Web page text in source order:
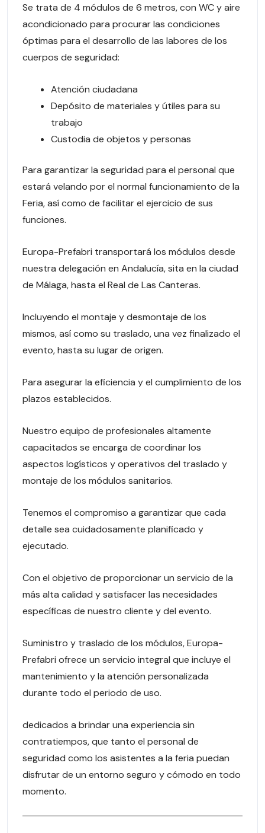
Se trata de 4 módulos de 6 metros, con WC y aire
acondicionado para procurar las condiciones
óptimas para el desarrollo de las labores de los
cuerpos de seguridad:
Atención ciudadana
Depósito de materiales y útiles para su
trabajo
Custodia de objetos y personas
Para garantizar la seguridad para el personal que
estará velando por el normal funcionamiento de la
Feria, así como de facilitar el ejercicio de sus
funciones.
Europa-Prefabri transportará los módulos desde
nuestra delegación en Andalucía, sita en la ciudad
de Málaga, hasta el Real de Las Canteras.
Incluyendo el montaje y desmontaje de los
mismos, así como su traslado, una vez finalizado el
evento, hasta su lugar de origen.
Para asegurar la eficiencia y el cumplimiento de los
plazos establecidos.
Nuestro equipo de profesionales altamente
capacitados se encarga de coordinar los
aspectos logísticos y operativos del traslado y
montaje de los módulos sanitarios.
Tenemos el compromiso a garantizar que cada
detalle sea cuidadosamente planificado y
ejecutado.
Con el objetivo de proporcionar un servicio de la
más alta calidad y satisfacer las necesidades
específicas de nuestro cliente y del evento.
Suministro y traslado de los módulos, Europa-
Prefabri ofrece un servicio integral que incluye el
mantenimiento y la atención personalizada
durante todo el periodo de uso.
dedicados a brindar una experiencia sin
contratiempos, que tanto el personal de
seguridad como los asistentes a la feria puedan
disfrutar de un entorno seguro y cómodo en todo
momento.